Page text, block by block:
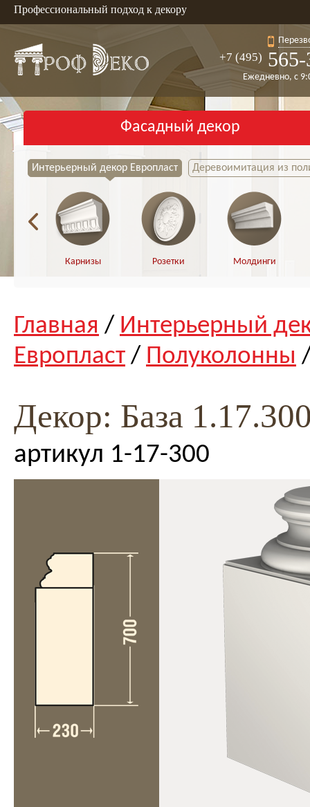
Профессиональный подход к декору
+7 (495)
Ежедневно, с
Фасадный декор
Интерьерный декор Европласт Деревоимитация из
Карнизы Розетки Молдинги
Главная / Интерьерный
Европласт / Полуколонны
Декор: База
артикул 1-17-300